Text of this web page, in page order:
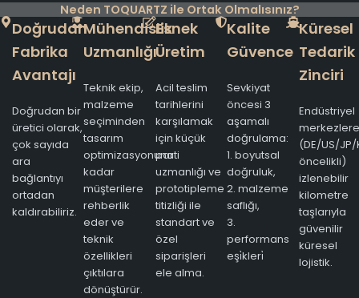
Neden TOQUARTZ ile Ortak Olmalısınız?
Doğrudan
Fabrika
Avantajı
Doğrudan bir
üretici olarak,
çok sayıda
ara
bağlantıyı
ortadan
kaldırabiliriz.
Mühendislik
Uzmanlığı
Teknik ekip,
malzeme
seçiminden
tasarım
optimizasyonuna
kadar
müşterilere
rehberlik
eder ve
teknik
özellikleri
çıktılara
dönüştürür.
Esnek
Üretim
Acil teslim
tarihlerini
karşılamak
için küçük
parti
uzmanlığı ve
prototipleme
titizliği ile
standart ve
özel
siparişleri
ele alma.
Kalite
Güvence
Sevkiyat
öncesi 3
aşamalı
doğrulama:
1. boyutsal
doğruluk,
2. malzeme
saflığı,
3.
performans
eşi̇kleri̇
Küresel
Tedarik
Zinciri
Endüstriyel
merkezlere
(DE/US/JP/
öncelikli)
izlenebilir
kilometre
taşlarıyla
güvenilir
küresel
lojistik.